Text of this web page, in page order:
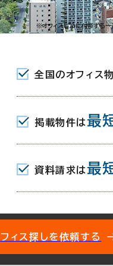
手町3-1-3
(広島電鉄) 2分
島高速交通アストラ
広島高速交通アストラム
※オフィスビルに付帯する
全国のオフィス
掲載物件は 最
資料請求は 最
ィス探しを依頼する